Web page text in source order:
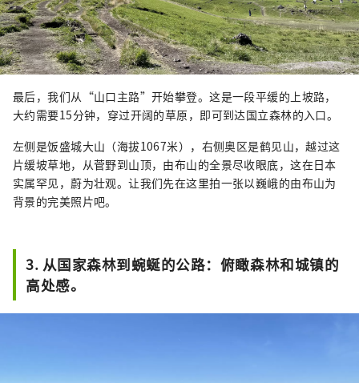
最后，我们从“山口主路”开始攀登。这是一段平缓的上坡路，
大约需要15分钟，穿过开阔的草原，即可到达国立森林的入口。
左侧是饭盛城大山（海拔1067米），右侧奥区是鹤见山，越过这
片缓坡草地，从菅野到山顶，由布山的全景尽收眼底，这在日本
实属罕见，蔚为壮观。让我们先在这里拍一张以巍峨的由布山为
背景的完美照片吧。
3. 从国家森林到蜿蜒的公路：俯瞰森林和城镇的
高处感。